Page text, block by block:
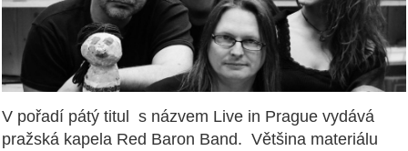
V pořadí pátý titul s názvem Live in Prague vydává
pražská kapela Red Baron Band. Většina materiálu